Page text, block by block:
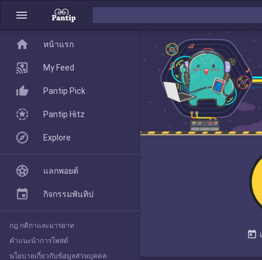
menu
today
home
Pantip Pick
Explore
home หน้าแรก
My Feed
Pantip Pick
Pantip Hitz
Explore
แลกพอยต์
กิจกรรมพันทิป
กฎ กติกาและมารยาท
คำแนะนำการโพสต์
นโยบายเกี่ยวกับข้อมูลส่วนบุคคล